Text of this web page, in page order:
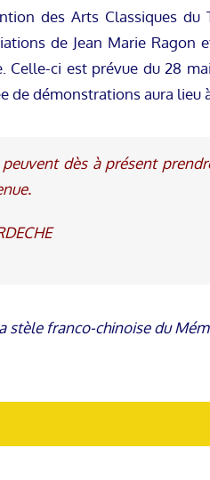
des Arts Classiques du
de Jean Marie Ragon
ci est prévue du 28
de démonstrations aura lieu
dès à présent
stèle franco-chinoise du